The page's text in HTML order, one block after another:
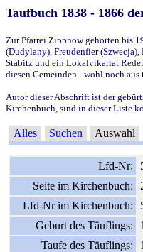
Taufbuch 1838 - 1866
Zur Pfarrei Zippnow gehörten bis
(Dudylany), Freudenfier
Stabitz und ein Lokalvikariat
diesen Gemeinden - wohl noch
Autor dieser Abschrift ist der
Kirchenbuch, sind in dieser Liste
Alles Suchen Auswahl
Lfd-Nr:
Seite im Kirchenbuch:
Lfd-Nr im Kirchenbuch:
Geburt des Täuflings:
Taufe des Täuflings: